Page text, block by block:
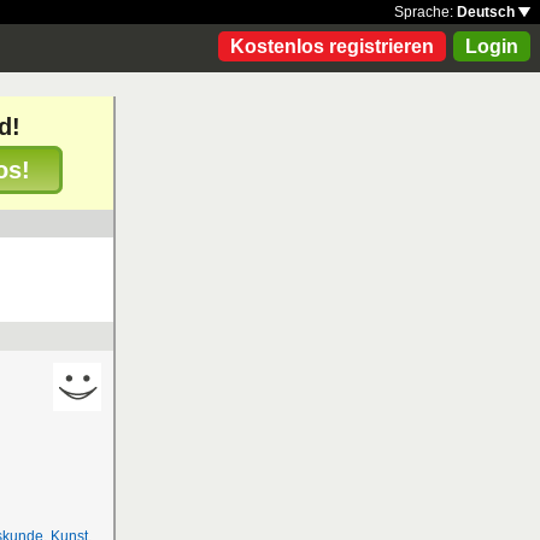
Sprache: Deutsch
Kostenlos registrieren Login
, Kunst,